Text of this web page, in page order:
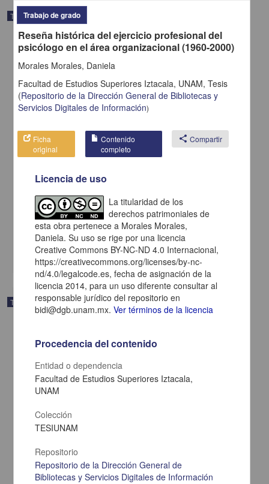
Trabajo de grado
prevención en el divorcio
Varela Peña, Brenda Montserrat
Medicina y Ciencias de la Salud
Trabajo de grado
Experiencias y significados de la primera introducción pene-ano en
Trabajo de grado
Reseña histórica del ejercicio profesional del
psicólogo en el área organizacional (1960-2000)
Morales Morales, Daniela
Facultad de Estudios Superiores Iztacala, UNAM, Tesis
(Repositorio de la Dirección General de Bibliotecas y
Servicios Digitales de Información)
Ficha
original
Contenido
completo
share Compartir
Licencia de uso
La titularidad de los
derechos patrimoniales de
esta obra pertenece a Morales Morales,
Daniela. Su uso se rige por una licencia
Creative Commons BY-NC-ND 4.0 Internacional,
https://creativecommons.org/licenses/by-nc-
nd/4.0/legalcode.es, fecha de asignación de la
licencia 2014, para un uso diferente consultar al
responsable jurídico del repositorio en
bidi@dgb.unam.mx.Ver términos de la licencia
Procedencia del contenido
Entidad o dependencia
Facultad de Estudios Superiores Iztacala,
UNAM
Colección
TESIUNAM
Repositorio
Repositorio de la Dirección General de
Bibliotecas y Servicios Digitales de Información